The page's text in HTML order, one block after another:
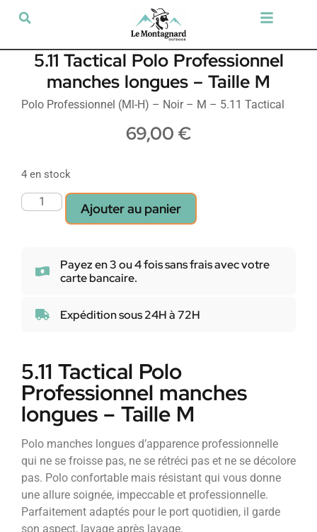
5.11 Tactical Polo Professionnel
manches longues – Taille M
Polo Professionnel (Ml-H) – Noir – M – 5.11 Tactical
69,00 €
4 en stock
Ajouter au panier
Payez en 3 ou 4 fois sans frais avec votre
carte bancaire.
Expédition sous 24H à 72H
5.11 Tactical Polo
Professionnel manches
longues – Taille M
Polo manches longues d’apparence professionnelle
qui ne se froisse pas, ne se rétréci pas et ne se décolore
pas. Polo confortable mais résistant qui vous donne
une allure soignée, impeccable et professionnelle.
Parfaitement adaptés pour le port quotidien, il garde
son aspect, lavage après lavage.